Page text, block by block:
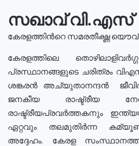
സഖാവ് വി.എസ്
കേരളത്തിൻറെ സമരതീക്ഷ്ണ
കേരളത്തിലെ
പ്രസ്ഥാനങ്ങളുടെ ചരിത്രം
ശങ്കരൻ അച്യുതാനന്ദൻ
ജനകീയ രാഷ്ട്രീയ
രാഷ്ട്രീയപ്രവർത്തകനും
ഏറ്റവും തലമുതിർന്ന
അദ്ദേഹം. കേരള